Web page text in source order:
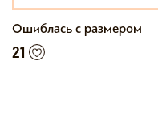
Ошиблась с размером
21